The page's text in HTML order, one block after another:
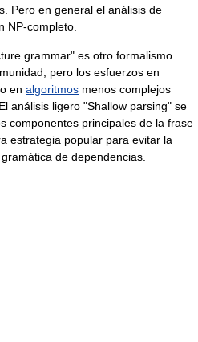
Pero en general el análisis de
NP-completo.
grammar" es otro formalismo
pero los esfuerzos en
en algoritmos menos complejos
análisis ligero "Shallow parsing" se
componentes principales de la frase
estrategia popular para evitar la
de dependencias.